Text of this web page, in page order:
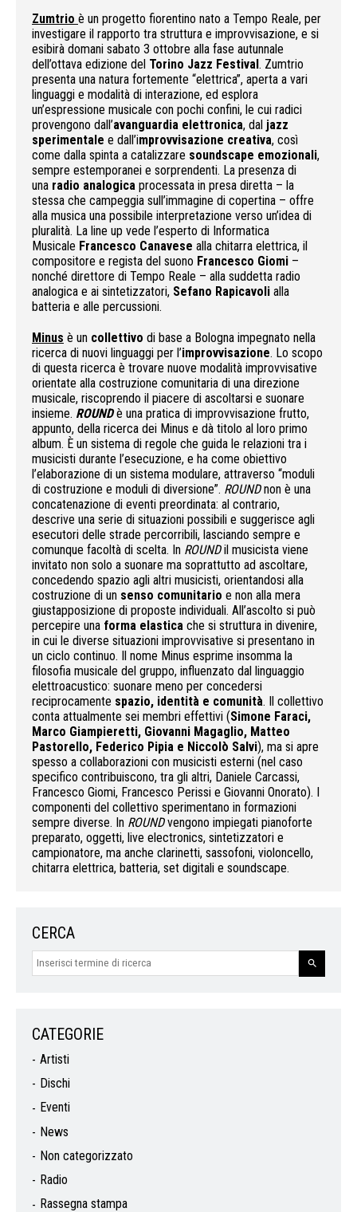
Zumtrio è un progetto fiorentino nato a Tempo Reale, per
investigare il rapporto tra struttura e improvvisazione, e si
esibirà domani sabato 3 ottobre alla fase autunnale
dell’ottava edizione del Torino Jazz Festival. Zumtrio
presenta una natura fortemente “elettrica”, aperta a vari
linguaggi e modalità di interazione, ed esplora
un’espressione musicale con pochi confini, le cui radici
provengono dall’avanguardia elettronica, dal jazz
sperimentale e dall’improvvisazione creativa, così
come dalla spinta a catalizzare soundscape emozionali,
sempre estemporanei e sorprendenti. La presenza di
una radio analogica processata in presa diretta – la
stessa che campeggia sull’immagine di copertina – offre
alla musica una possibile interpretazione verso un’idea di
pluralità. La line up vede l’esperto di Informatica
Musicale Francesco Canavese alla chitarra elettrica, il
compositore e regista del suono Francesco Giomi –
nonché direttore di Tempo Reale – alla suddetta radio
analogica e ai sintetizzatori, Sefano Rapicavoli alla
batteria e alle percussioni.
Minus è un collettivo di base a Bologna impegnato nella
ricerca di nuovi linguaggi per l’improvvisazione. Lo scopo
di questa ricerca è trovare nuove modalità improvvisative
orientate alla costruzione comunitaria di una direzione
musicale, riscoprendo il piacere di ascoltarsi e suonare
insieme. ROUND è una pratica di improvvisazione frutto,
appunto, della ricerca dei Minus e dà titolo al loro primo
album. È un sistema di regole che guida le relazioni tra i
musicisti durante l’esecuzione, e ha come obiettivo
l’elaborazione di un sistema modulare, attraverso “moduli
di costruzione e moduli di diversione”. ROUNDnon è una
concatenazione di eventi preordinata: al contrario,
descrive una serie di situazioni possibili e suggerisce agli
esecutori delle strade percorribili, lasciando sempre e
comunque facoltà di scelta. In ROUNDil musicista viene
invitato non solo a suonare ma soprattutto ad ascoltare,
concedendo spazio agli altri musicisti, orientandosi alla
costruzione di un senso comunitario e non alla mera
giustapposizione di proposte individuali. All’ascolto si può
percepire una forma elastica che si struttura in divenire,
in cui le diverse situazioni improvvisative si presentano in
un ciclo continuo. Il nome Minus esprime insomma la
filosofia musicale del gruppo, influenzato dal linguaggio
elettroacustico: suonare meno per concedersi
reciprocamente spazio, identità e comunità. Il collettivo
conta attualmente sei membri effettivi (Simone Faraci,
Marco Giampieretti, Giovanni Magaglio, Matteo
Pastorello, Federico Pipia e Niccolò Salvi), ma si apre
spesso a collaborazioni con musicisti esterni (nel caso
specifico contribuiscono, tra gli altri, Daniele Carcassi,
Francesco Giomi, Francesco Perissi e Giovanni Onorato). I
componenti del collettivo sperimentano in formazioni
sempre diverse. In ROUNDvengono impiegati pianoforte
preparato, oggetti, live electronics, sintetizzatori e
campionatore, ma anche clarinetti, sassofoni, violoncello,
chitarra elettrica, batteria, set digitali e soundscape.
CERCA
CATEGORIE
Artisti
Dischi
Eventi
News
Non categorizzato
Radio
Rassegna stampa